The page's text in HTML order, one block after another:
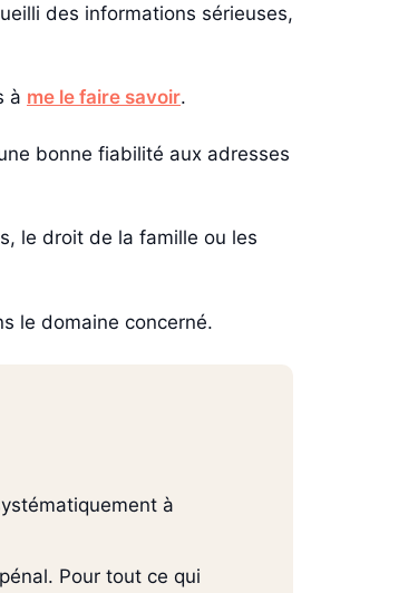
des informations sérieuses,
à me le faire savoir.
bonne fiabilité aux adresses
le droit de la famille ou les
le domaine concerné.
à
Pour tout ce qui